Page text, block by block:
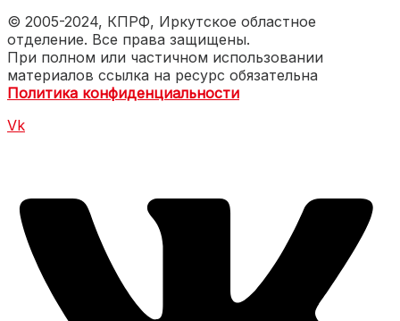
© 2005-2024, КПРФ, Иркутское областное
отделение. Все права защищены.
При полном или частичном использовании
материалов ссылка на ресурс обязательна
Политика конфиденциальности
Vk